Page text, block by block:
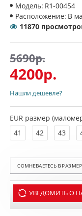
4200р.
5690р.
Модель: R1-00454
Расположение: В
11870
EUR размер
41
42 43
УВЕДОМИТЬ О
Нашли дешевле?
СОМНЕВАЕТЕСЬ В